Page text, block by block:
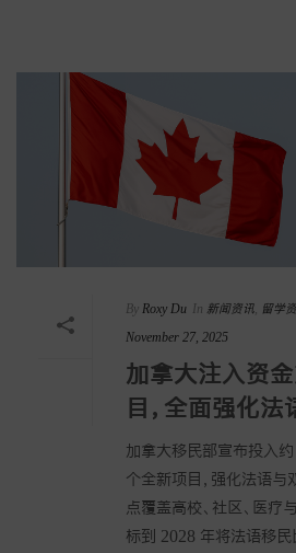
By Roxy Du In 新闻资讯 留学
November 27, 2025
加拿大注入资
目，全面强化
加拿大移民部宣布投入
个全新项目，强化法语与
点覆盖高校、社区、医疗
标到 2028 年将法语移民